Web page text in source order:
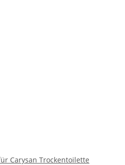
Carysan Trockentoilette